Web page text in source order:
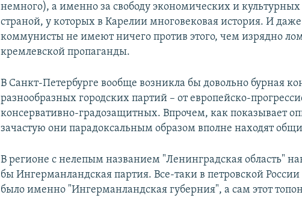
немного), а именно за свободу экономических и культурных
страной, у которых в Карелии многовековая история. И
коммунисты не имеют ничего против этого, чем изрядно
кремлевской пропаганды.
В Санкт-Петербурге вообще возникла бы довольно бурная
разнообразных городских партий – от европейско-
консервативно-градозащитных. Впрочем, как показывает
зачастую они парадоксальным образом вполне находят
В регионе с нелепым названием "Ленинградская область"
бы Ингерманландская партия. Все-таки в петровской
было именно "Ингерманландская губерния", а сам этот